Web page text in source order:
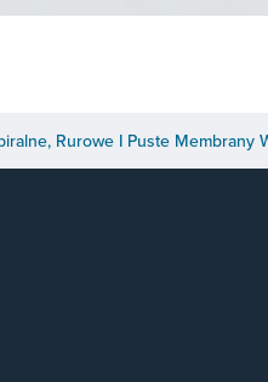
Rurowe I Puste Membrany